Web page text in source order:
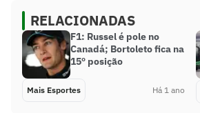
RELACIONADAS
F1: Russel é pole no
Canadá; Bortoleto fica na
15º posição
Mais Esportes Há 1 ano